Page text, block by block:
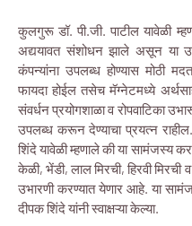
कुलगुरू डॉ. पी.जी. पाटील यावेळी
अद्ययावत संशोधन झाले असून या
कंपन्यांना उपलब्ध होण्यास मोठी
फायदा होईल तसेच मॅग्नेटमध्ये
संवर्धन प्रयोगशाळा व रोपवाटिका
उपलब्ध करून देण्याचा प्रयत्न
शिंदे यावेळी म्हणाले की या सामंजस्य
केळी, भेंडी, लाल मिरची, हिरवी
उभारणी करण्यात येणार आहे. या
दीपक शिंदे यांनी स्वाक्षऱ्या केल्या.